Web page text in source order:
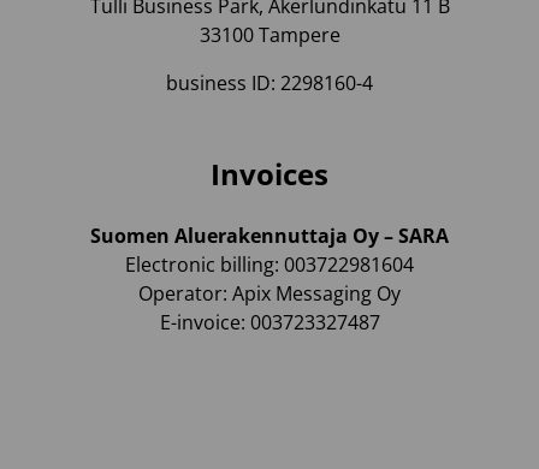
Tulli Business Park, Åkerlundinkatu 11 B
33100 Tampere
business ID: 2298160-4
Invoices
Suomen Aluerakennuttaja Oy – SARA
Electronic billing: 003722981604
Operator: Apix Messaging Oy
E-invoice: 003723327487